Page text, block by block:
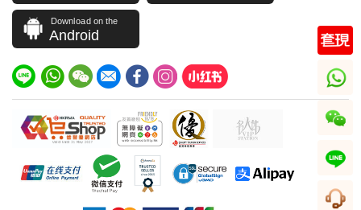
Download on the
Android
whatsapp